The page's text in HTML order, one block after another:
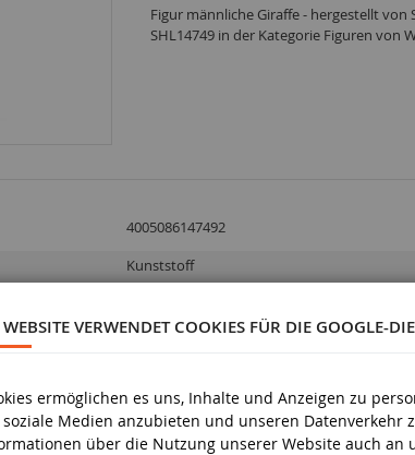
Figur männliche Giraffe - hergestellt von
SHL14749 in der Kategorie Figuren von
4005086147492
Kunststoff
Marquage CE
WEBSITE VERWENDET COOKIES FÜR DIE GOOGLE-
ermöglichen es uns, Inhalte und Anzeigen zu
Medien anzubieten und unseren Datenverkehr
über die Nutzung unserer Website auch an